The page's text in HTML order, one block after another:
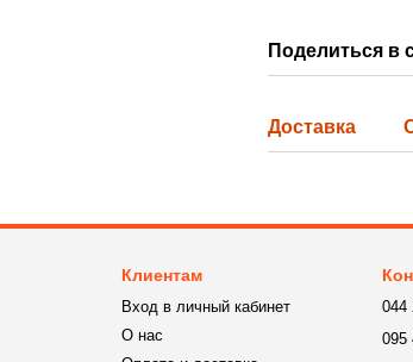
Поделиться в
Доставка
Клиентам
Вход в личный кабинет
О нас
044
095